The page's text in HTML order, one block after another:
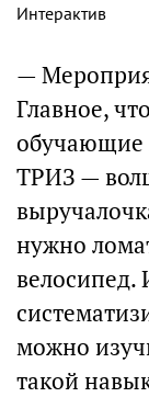
Интерактив
—
Главное,
обучающие
ТРИЗ —
нужно
велосипед.
можно
такой